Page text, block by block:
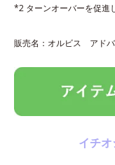
*2 ターンオーバーを促進
販売名：オルビス アド
イチ